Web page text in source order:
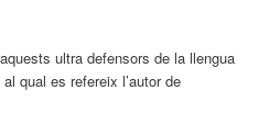
ultra defensors de la llengua
qual es refereix l’autor de